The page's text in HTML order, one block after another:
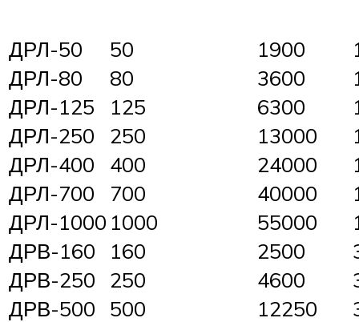
ДРЛ-50 50 1900
ДРЛ-80
80 3600
ДРЛ-125
125 6300
ДРЛ-250
250 13000
ДРЛ-400
400 24000
ДРЛ-700
700 40000
ДРЛ-1000 1000 55000
ДРВ-160
160 2500
ДРВ-250
250 4600
ДРВ-500
500 12250